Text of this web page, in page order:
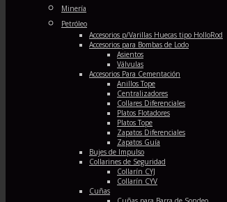
Minería
Petróleo
Accesorios p/Varillas Huecas tipo HolloRod
Accesorios para Bombas de Lodo
Asientos
Válvulas
Accesorios Para Cementación
Anillos Tope
Centralizadores
Collares Diferenciales
Platos Flotadores
Platos Tope
Zapatos Diferenciales
Zapatos Guía
Bujes de Impulso
Collarines de Seguridad
Collarín CYJ
Collarín CYV
Cuñas